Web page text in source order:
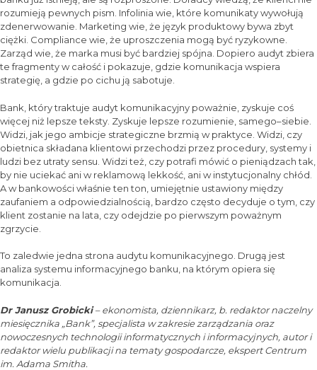
rozumieją pewnych pism. Infolinia wie, które komunikaty wywołują
zdenerwowanie. Marketing wie, że język produktowy bywa zbyt
ciężki. Compliance wie, że uproszczenia mogą być ryzykowne.
Zarząd wie, że marka musi być bardziej spójna. Dopiero audyt zbiera
te fragmenty w całość i pokazuje, gdzie komunikacja wspiera
strategię, a gdzie po cichu ją sabotuje.
Bank, który traktuje audyt komunikacyjny poważnie, zyskuje coś
więcej niż lepsze teksty. Zyskuje lepsze rozumienie, samego–siebie.
Widzi, jak jego ambicje strategiczne brzmią w praktyce. Widzi, czy
obietnica składana klientowi przechodzi przez procedury, systemy i
ludzi bez utraty sensu. Widzi też, czy potrafi mówić o pieniądzach tak,
by nie uciekać ani w reklamową lekkość, ani w instytucjonalny chłód.
A w bankowości właśnie ten ton, umiejętnie ustawiony między
zaufaniem a odpowiedzialnością, bardzo często decyduje o tym, czy
klient zostanie na lata, czy odejdzie po pierwszym poważnym
zgrzycie.
To zaledwie jedna strona audytu komunikacyjnego. Drugą jest
analiza systemu informacyjnego banku, na którym opiera się
komunikacja.
Dr Janusz Grobicki– ekonomista, dziennikarz, b. redaktor naczelny
miesięcznika „Bank”, specjalista w zakresie zarządzania oraz
nowoczesnych technologii informatycznych i informacyjnych, autor i
redaktor wielu publikacji na tematy gospodarcze, ekspert Centrum
im. Adama Smitha.